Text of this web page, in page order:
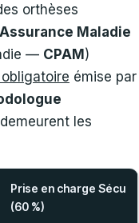
orthèses
Assurance Maladie
— CPAM)
émise par
les
Prise en charge Sécu
(60 %)